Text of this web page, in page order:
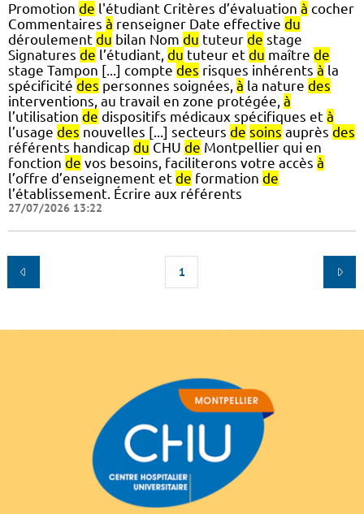
Promotion de l'étudiant Critères d’évaluation à cocher
Commentaires à renseigner Date effective du
déroulement du bilan Nom du tuteur de stage
Signatures de l’étudiant, du tuteur et du maître de
stage Tampon [...] compte des risques inhérents à la
spécificité des personnes soignées, à la nature des
interventions, au travail en zone protégée, à
l’utilisation de dispositifs médicaux spécifiques et à
l’usage des nouvelles [...] secteurs de soins auprès des
référents handicap du CHU de Montpellier qui en
fonction de vos besoins, faciliterons votre accès à
l’offre d’enseignement et de formation de
l’établissement. Écrire aux référents
27/07/2026 13:22
1